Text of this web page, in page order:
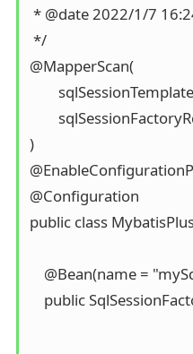
* @date 2022/1/7
*/
@MapperScan(
)
@Configuration
public class
@Bean(name =
public